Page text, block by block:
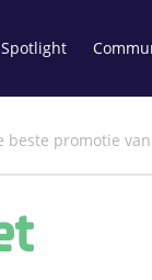
Spotlight
beste promotie